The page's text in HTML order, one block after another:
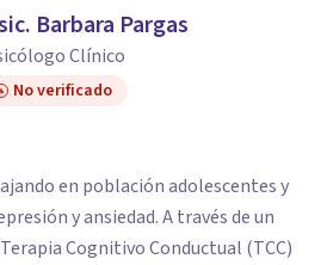
Barbara Pargas
Clínico
No verificado
en población adolescentes y
y ansiedad. A través de un
Cognitivo Conductual (TCC)